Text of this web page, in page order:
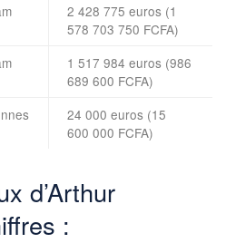
2 428 775 euros (1
578 703 750 FCFA)
1 517 984 euros (986
689 600 FCFA)
24 000 euros (15
600 000 FCFA)
d’Arthur
: